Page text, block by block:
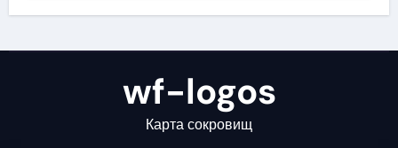
wf-logos
Карта сокровищ